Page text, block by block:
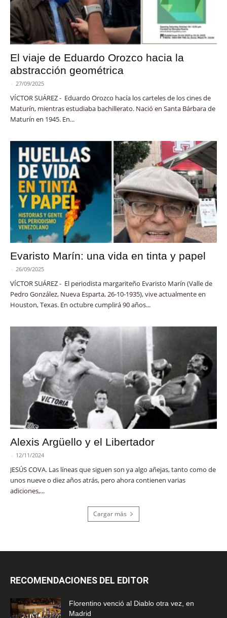
El viaje de Eduardo Orozco hacia la
abstracción geométrica
- 27/09/2025
VÍCTOR SUÁREZ - Eduardo Orozco hacía los carteles de los cines de
Maturín, mientras estudiaba bachillerato. Nació en Santa Bárbara de
Maturín en 1945. En...
Evaristo Marín: una vida en tinta y papel
- 26/09/2025
VÍCTOR SUÁREZ - El periodista margariteño Evaristo Marín (Valle de
Pedro González, Nueva Esparta, 26-10-1935), vive actualmente en
Houston, Texas. En octubre cumplirá 90 años...
Alexis Argüello y el Libertador
- 12/11/2024
JESÚS COVA. Las líneas que siguen son ya algo añejas, tanto como de
unos nueve o diez años atrás, pero ahora contienen varias
adiciones,...
Cargar más
RECOMENDACIONES DEL EDITOR
Florentino venció al Diablo otra vez, en
Madrid